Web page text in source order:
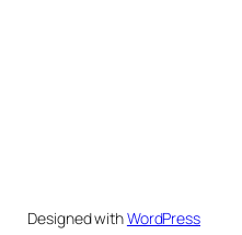
Designed withWordPress